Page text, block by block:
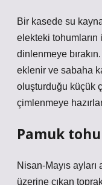
Bir kasede su
elekteki
dinlenmeye
eklenir ve sabaha
oluşturduğu küçük
çimlenmeye
Pamuk
Nisan-Mayıs ayları
üzerine çıkan